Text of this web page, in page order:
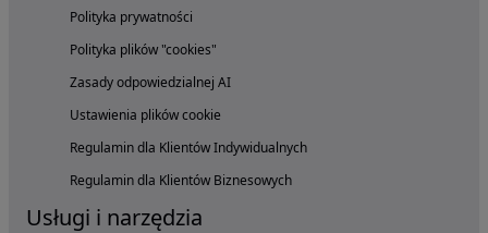
Polityka prywatności
Polityka plików "cookies"
Zasady odpowiedzialnej AI
Ustawienia plików cookie
Regulamin dla Klientów Indywidualnych
Regulamin dla Klientów Biznesowych
Usługi i narzędzia